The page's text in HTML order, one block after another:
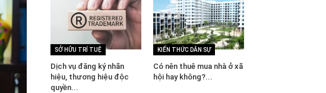
SỞ HỮU TRÍ TUỆ
Dịch vụ đăng ký nhãn
hiệu, thương hiệu độc
quyền...
KIẾN THỨC DÂN SỰ
Có nên thuê mua nhà ở xã
hội hay không?...